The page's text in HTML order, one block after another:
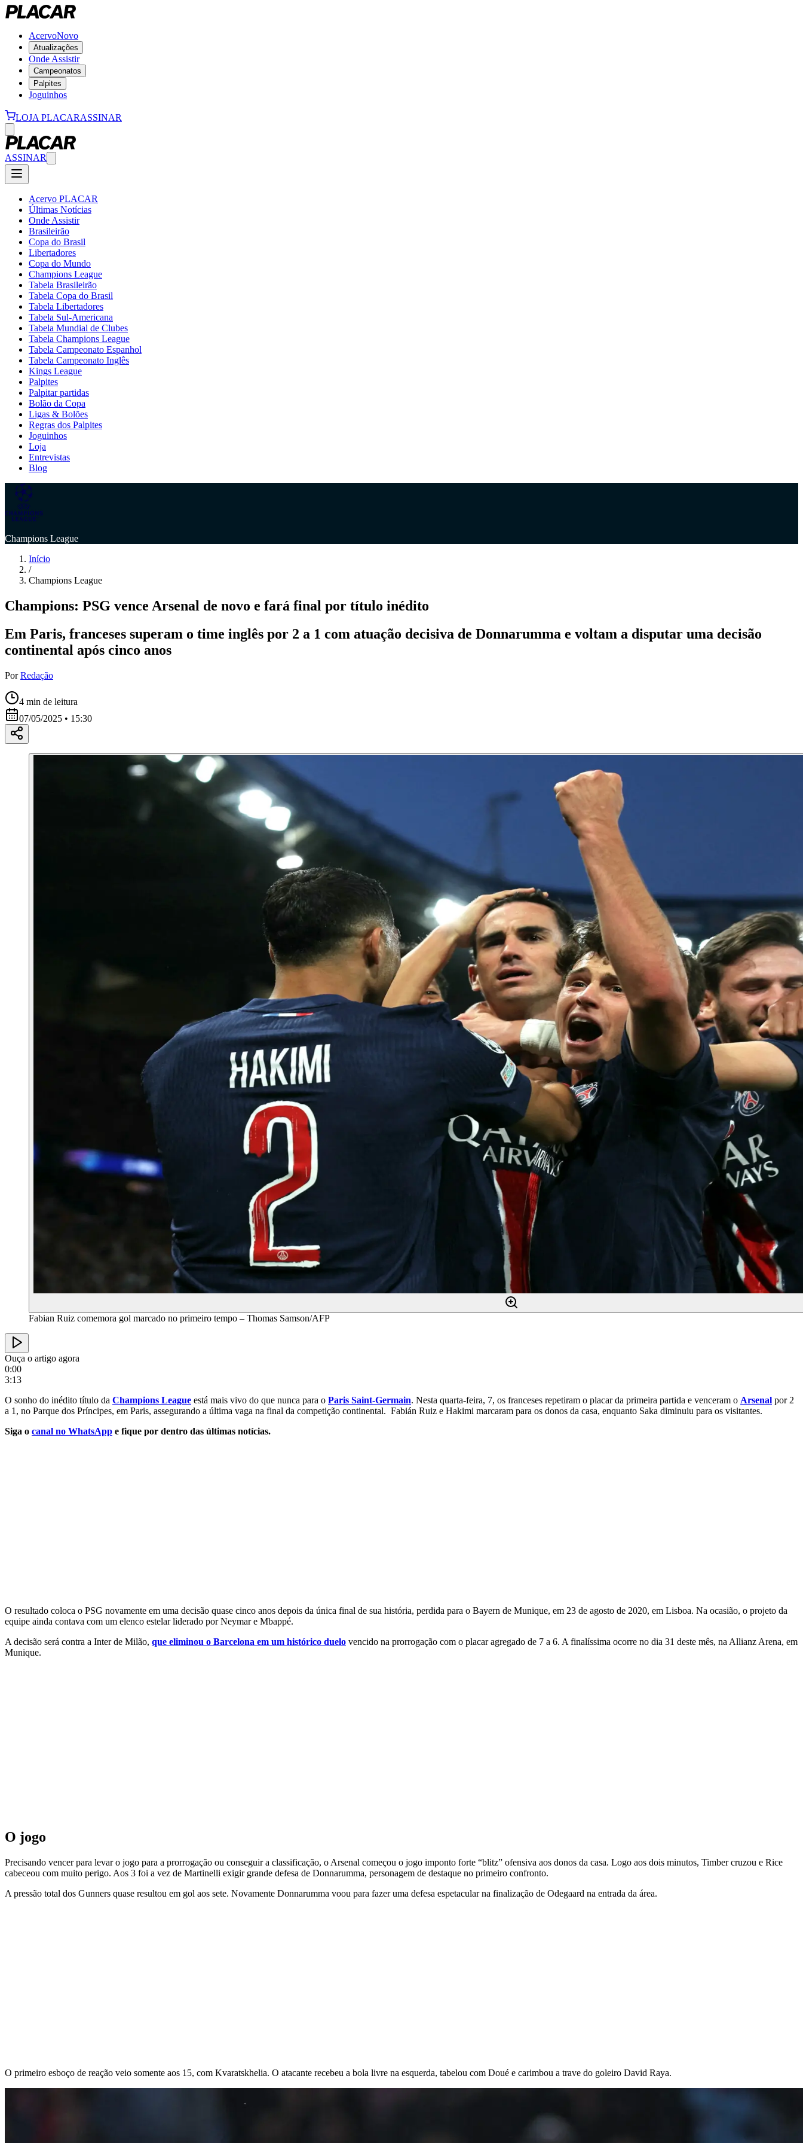
AcervoNovo
Atualizações
Onde Assistir
Campeonatos
Palpites
Joguinhos
LOJA PLACARASSINAR
ASSINAR
Acervo PLACAR
Últimas Notícias
Onde Assistir
Brasileirão
Copa do Brasil
Libertadores
Copa do Mundo
Champions League
Tabela Brasileirão
Tabela Copa do Brasil
Tabela Libertadores
Tabela Sul-Americana
Tabela Mundial de Clubes
Tabela Champions League
Tabela Campeonato Espanhol
Tabela Campeonato Inglês
Kings League
Palpites
Palpitar partidas
Bolão da Copa
Ligas & Bolões
Regras dos Palpites
Joguinhos
Loja
Entrevistas
Blog
Champions League
Início
/
Champions League
Champions: PSG vence Arsenal de novo e fará final por título inédito
Em Paris, franceses superam o time inglês por 2 a 1 com atuação decisiva de Donnarumma e voltam a disputar uma decisão
continental após cinco anos
Por Redação
4 min de leitura
07/05/2025 • 15:30
Fabian Ruiz comemora gol marcado no primeiro tempo – Thomas Samson/AFP
Ouça o artigo agora
0:00
3:13
O sonho do inédito título da Champions League está mais vivo do que nunca para o Paris Saint-Germain. Nesta quarta-feira, 7, os franceses repetiram o placar da primeira partida e venceram o Arsenal por 2
a 1, no Parque dos Príncipes, em Paris, assegurando a última vaga na final da competição continental. Fabián Ruiz e Hakimi marcaram para os donos da casa, enquanto Saka diminuiu para os visitantes.
Siga o canal no WhatsApp e fique por dentro das últimas notícias.
O resultado coloca o PSG novamente em uma decisão quase cinco anos depois da única final de sua história, perdida para o Bayern de Munique, em 23 de agosto de 2020, em Lisboa. Na ocasião, o projeto da
equipe ainda contava com um elenco estelar liderado por Neymar e Mbappé.
A decisão será contra a Inter de Milão, que eliminou o Barcelona em um histórico duelo vencido na prorrogação com o placar agregado de 7 a 6. A finalíssima ocorre no dia 31 deste mês, na Allianz Arena, em
Munique.
O jogo
Precisando vencer para levar o jogo para a prorrogação ou conseguir a classificação, o Arsenal começou o jogo imponto forte “blitz” ofensiva aos donos da casa. Logo aos dois minutos, Timber cruzou e Rice
cabeceou com muito perigo. Aos 3 foi a vez de Martinelli exigir grande defesa de Donnarumma, personagem de destaque no primeiro confronto.
A pressão total dos Gunners quase resultou em gol aos sete. Novamente Donnarumma voou para fazer uma defesa espetacular na finalização de Odegaard na entrada da área.
O primeiro esboço de reação veio somente aos 15, com Kvaratskhelia. O atacante recebeu a bola livre na esquerda, tabelou com Doué e carimbou a trave do goleiro David Raya.